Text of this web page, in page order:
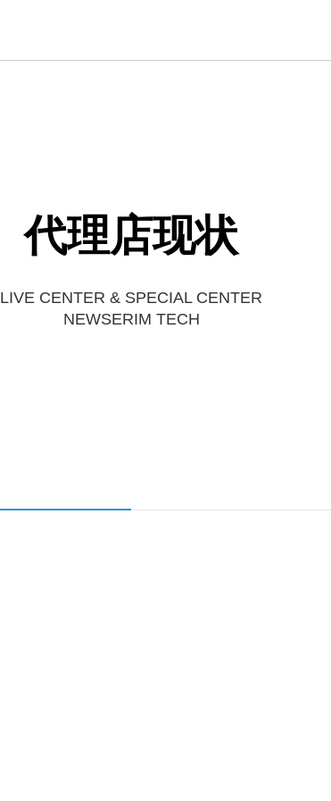
代理店现状
LIVE CENTER & SPECIAL CENTER
NEWSERIM TECH